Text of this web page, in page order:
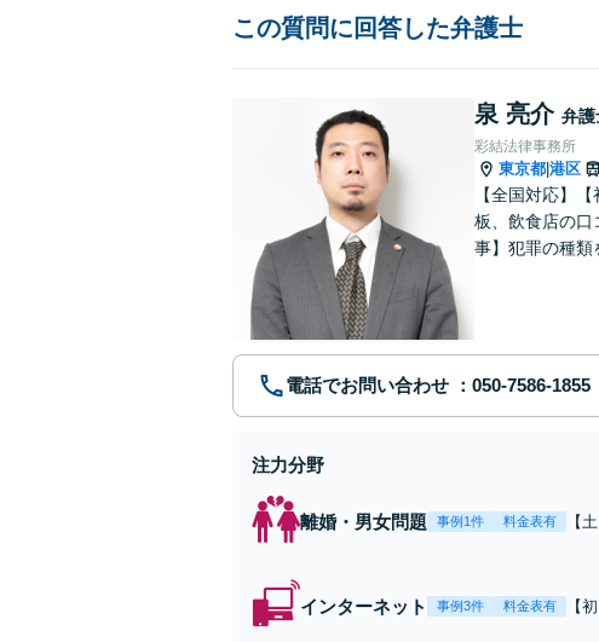
この質問に回答した弁護士
泉 亮介 弁護
彩結法律事務所
東京都 港区
【全国対応】
板、飲食店の口
事】犯罪の種類
電話でお問い合わせ
注力分野
離婚・男女問題 事例1件 料金表有
【
金
インターネット 事例3件 料金表有
【